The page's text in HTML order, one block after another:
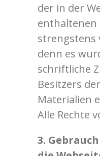
der in der
enthaltenen
strengstens
denn es
schriftliche
Besitzers
Materialien
Alle Rechte
3.